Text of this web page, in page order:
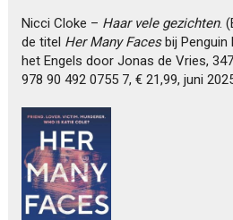
Nicci Cloke – Haar vele gezichten.
de titel Her Many Facesbij Penguin
het Engels door Jonas de Vries, 347
978 90 492 0755 7, € 21,99, juni